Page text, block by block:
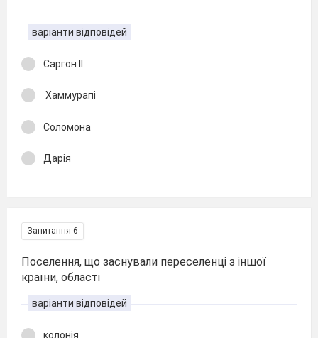
варіанти відповідей
Саргон ІІ
Хаммурапі
Соломона
Дарія
Запитання 6
Поселення, що заснували переселенці з іншої
країни, області
варіанти відповідей
колонія